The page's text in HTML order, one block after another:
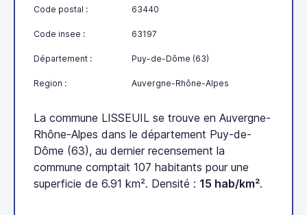
Code postal : 63440
Code insee : 63197
Département : Puy-de-Dôme (63)
Region : Auvergne-Rhône-Alpes
La commune LISSEUIL se trouve en Auvergne-
Rhône-Alpes dans le département Puy-de-
Dôme (63), au dernier recensement la
commune comptait 107 habitants pour une
superficie de 6.91 km². Densité : 15 hab/km².